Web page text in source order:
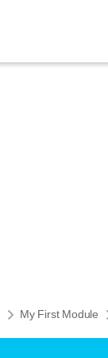
My First Module